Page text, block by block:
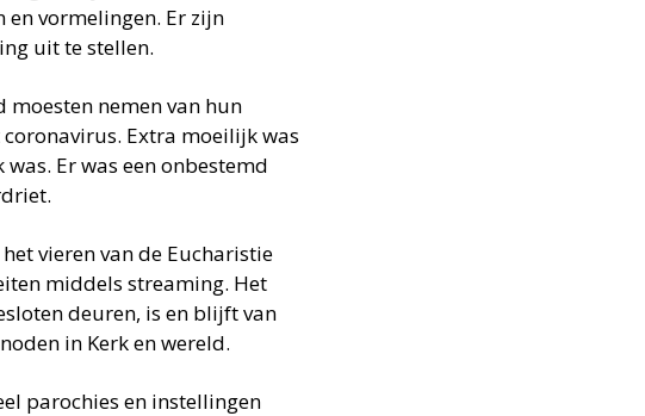
vormelingen. Er zijn
uit te stellen.
nemen van hun
Extra moeilijk was
Er was een onbestemd
vieren van de Eucharistie
middels streaming. Het
deuren, is en blijft van
in Kerk en wereld.
parochies en instellingen